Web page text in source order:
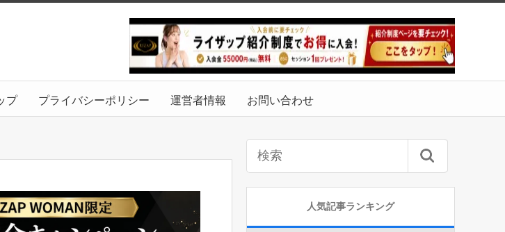
プ プライバシーポリシー 運営者情報 お問い合わせ
人気記事ランキング